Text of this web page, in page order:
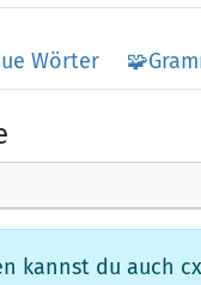
Wörter 🧩
kannst du auch